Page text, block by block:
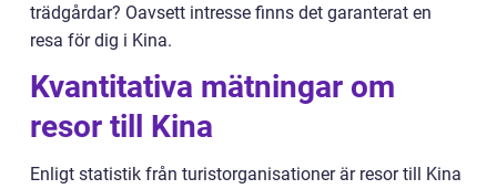
trädgårdar? Oavsett intresse finns det garanterat en
resa för dig i Kina.
Kvantitativa mätningar om
resor till Kina
Enligt statistik från turistorganisationer är resor till Kina